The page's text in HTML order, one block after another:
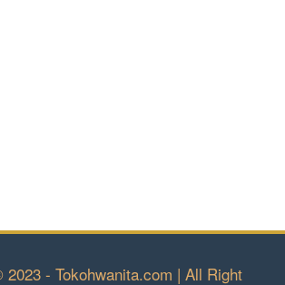
- Tokohwanita.com | All Right